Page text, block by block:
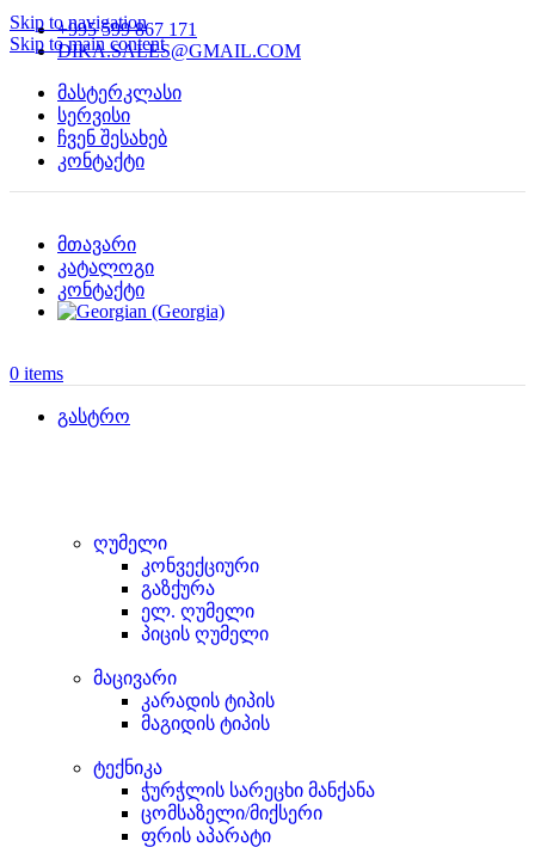
Skip to navigation
Skip to main content
+995 599 867 171
DIKA.SALES@GMAIL.COM
მასტერკლასი
სერვისი
ჩვენ შესახებ
კონტაქტი
მთავარი
კატალოგი
კონტაქტი
0 items
გასტრო
ღუმელი
კონვექციური
გაზქურა
ელ. ღუმელი
პიცის ღუმელი
მაცივარი
კარადის ტიპის
მაგიდის ტიპის
ტექნიკა
ჭურჭლის სარეცხი მანქანა
ცომსაზელი/მიქსერი
ფრის აპარატი